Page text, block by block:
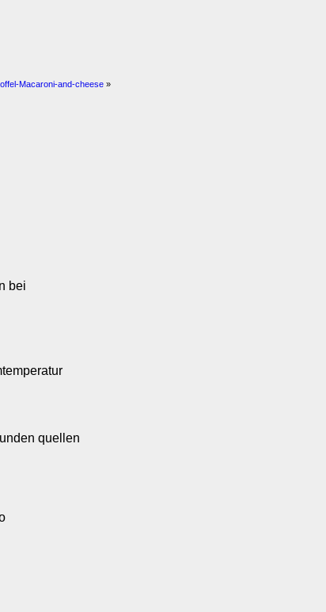
Macaroni-and-cheese »
bei
quellen